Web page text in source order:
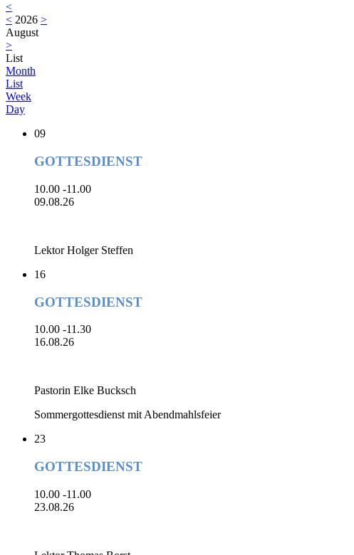
<
< 2026 >
August
>
List
Month
List
Week
Day
09
GOTTESDIENST
10.00 -11.00
09.08.26
Lektor Holger Steffen
16
GOTTESDIENST
10.00 -11.30
16.08.26
Pastorin Elke Bucksch
Sommergottesdienst mit Abendmahlsfeier
23
GOTTESDIENST
10.00 -11.00
23.08.26